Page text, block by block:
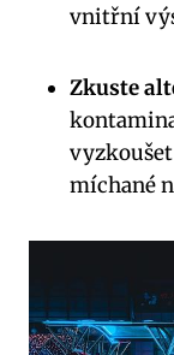
vnitřní
Zkuste
míchané